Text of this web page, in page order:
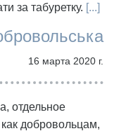
за табуретку. [...]
16 марта 2020 г.
отдельное
добровольцам,